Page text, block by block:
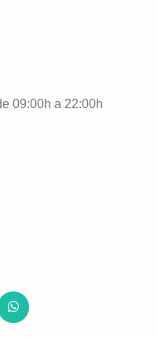
09:00h a 22:00h